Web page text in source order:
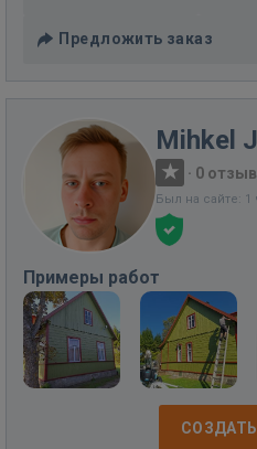
Предложить заказ
Mihkel
· 0
Был на сайте: 1
Примеры работ